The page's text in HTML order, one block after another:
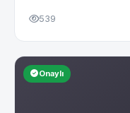
539
Onaylı